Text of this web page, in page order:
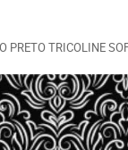
PRETO TRICOLINE